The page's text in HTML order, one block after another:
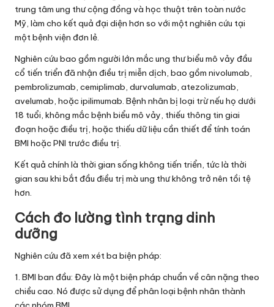
trung tâm ung thư cộng đồng và học thuật trên toàn nước
Mỹ, làm cho kết quả đại diện hơn so với một nghiên cứu tại
một bệnh viện đơn lẻ.
Nghiên cứu bao gồm người lớn mắc ung thư biểu mô vảy đầu
cổ tiến triển đã nhận điều trị miễn dịch, bao gồm nivolumab,
pembrolizumab, cemiplimab, durvalumab, atezolizumab,
avelumab, hoặc ipilimumab. Bệnh nhân bị loại trừ nếu họ dưới
18 tuổi, không mắc bệnh biểu mô vảy, thiếu thông tin giai
đoạn hoặc điều trị, hoặc thiếu dữ liệu cần thiết để tính toán
BMI hoặc PNI trước điều trị.
Kết quả chính là thời gian sống không tiến triển, tức là thời
gian sau khi bắt đầu điều trị mà ung thư không trở nên tồi tệ
hơn.
Cách đo lường tình trạng dinh
dưỡng
Nghiên cứu đã xem xét ba biện pháp:
1. BMI ban đầu: Đây là một biện pháp chuẩn về cân nặng theo
chiều cao. Nó được sử dụng để phân loại bệnh nhân thành